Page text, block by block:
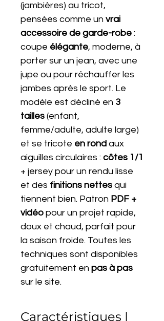
(jambières) au tricot,
pensées comme un vrai
accessoire de garde-robe :
coupe élégante, moderne, à
porter sur un jean, avec une
jupe ou pour réchauffer les
jambes après le sport. Le
modèle est décliné en 3
tailles (enfant,
femme/adulte, adulte large)
et se tricote en rond aux
aiguilles circulaires : côtes 1/1
+ jersey pour un rendu lisse
et des finitions nettes qui
tiennent bien. Patron PDF +
vidéo pour un projet rapide,
doux et chaud, parfait pour
la saison froide. Toutes les
techniques sont disponibles
gratuitement en pas à pas
sur le site.
Caractéristiques |